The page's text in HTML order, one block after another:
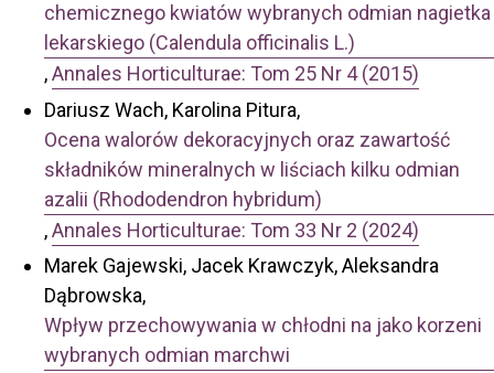
chemicznego kwiatów wybranych odmian nagietka
lekarskiego (Calendula officinalis L.)
,Annales Horticulturae: Tom 25 Nr 4 (2015)
Dariusz Wach, Karolina Pitura,
Ocena walorów dekoracyjnych oraz zawartość
składników mineralnych w liściach kilku odmian
azalii (Rhododendron hybridum)
,Annales Horticulturae: Tom 33 Nr 2 (2024)
Marek Gajewski, Jacek Krawczyk, Aleksandra
Dąbrowska,
Wpływ przechowywania w chłodni na jako korzeni
wybranych odmian marchwi